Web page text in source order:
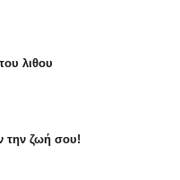
λιθου
την ζωή σου!